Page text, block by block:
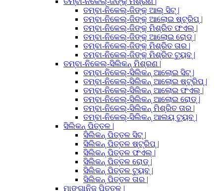
ତମ୍ବା-ନିକେଲ୍-ଜିଙ୍କ୍ ଆଲ୍ ସିଟ୍ |
ତମ୍ବା-ନିକେଲ୍-ଜିଙ୍କ୍ ଆଲୋଇ ଷ୍ଟ୍ରିପ୍ |
ତମ୍ବା-ନିକେଲ୍-ଜିଙ୍କ୍ ମିଶ୍ରିତ ଫଏଲ୍ |
ତମ୍ବା-ନିକେଲ୍-ଜିଙ୍କ୍ ଆଲୋଇ ରୋଡ୍ |
ତମ୍ବା-ନିକେଲ୍-ଜିଙ୍କ୍ ମିଶ୍ରିତ ତାର |
ତମ୍ବା-ନିକେଲ୍-ଜିଙ୍କ୍ ମିଶ୍ରିତ ଟ୍ୟୁବ୍ |
ତମ୍ବା-ନିକେଲ୍-ସିଲିକନ୍ ମିଶ୍ରଣ |
ତମ୍ବା-ନିକେଲ୍-ସିଲିକନ୍ ଆଲୋଇ ସିଟ୍ |
ତମ୍ବା-ନିକେଲ୍-ସିଲିକନ୍ ଆଲୋଇ ଷ୍ଟ୍ରିପ୍ |
ତମ୍ବା-ନିକେଲ୍-ସିଲିକନ୍ ଆଲୋଇ ଫଏଲ୍ |
ତମ୍ବା-ନିକେଲ୍-ସିଲିକନ୍ ଆଲୋଇ ରୋଡ୍ |
ତମ୍ବା-ନିକେଲ୍-ସିଲିକନ୍ ମିଶ୍ରିତ ତାର |
ତମ୍ବା-ନିକେଲ୍-ସିଲିକନ୍ ଆଲୟ ଟ୍ୟୁବ୍ |
ସିଲିକନ୍ ପିତ୍ତଳ |
ସିଲିକନ୍ ପିତ୍ତଳ ସିଟ୍ |
ସିଲିକନ୍ ପିତ୍ତଳ ଷ୍ଟ୍ରିପ୍ |
ସିଲିକନ୍ ପିତ୍ତଳ ଫଏଲ୍ |
ସିଲିକନ୍ ପିତ୍ତଳ ରୋଡ୍ |
ସିଲିକନ୍ ପିତ୍ତଳ ଟ୍ୟୁବ୍ |
ସିଲିକନ୍ ପିତ୍ତଳ ତାର |
ମାଙ୍ଗାନିଜ୍ ପିତ୍ତଳ |